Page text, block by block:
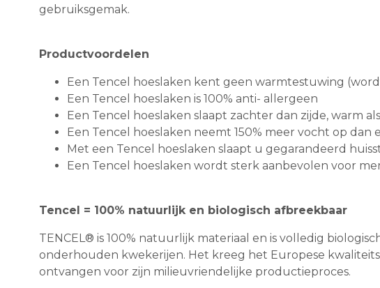
gebruiksgemak.
Productvoordelen
Een Tencel hoeslaken kent geen warmtestuwing
Een Tencel hoeslaken is 100% anti- allergeen
Een Tencel hoeslaken slaapt zachter dan zijde, warm
Een Tencel hoeslaken neemt 150% meer vocht op dan
Met een Tencel hoeslaken slaapt u gegarandeerd
Een Tencel hoeslaken wordt sterk aanbevolen voor
Tencel = 100% natuurlijk en biologisch afbreekbaar
TENCEL® is 100% natuurlijk materiaal en is volledig
onderhouden kwekerijen. Het kreeg het Europese
ontvangen voor zijn milieuvriendelijke productieproces.